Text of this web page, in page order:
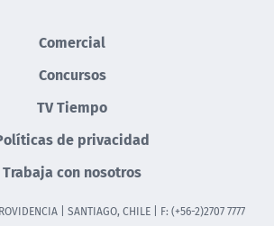
Comercial
Concursos
TV Tiempo
de privacidad
Trabaja con nosotros
| SANTIAGO, CHILE | F: (+56-2)2707 7777